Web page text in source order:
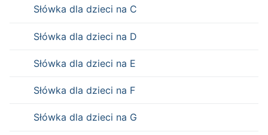
Słówka dla dzieci na C
Słówka dla dzieci na D
Słówka dla dzieci na E
Słówka dla dzieci na F
Słówka dla dzieci na G